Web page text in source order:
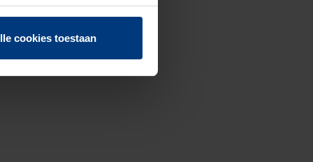
herroepen.
cookies toestaan